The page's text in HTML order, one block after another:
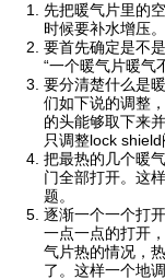
先把暖气片里的
时候要补水增压。
要首先确定是不
“一个暖气片暖气
要分清楚什么是
们如下说的调整
的头能够取下来
只调整lock shield
把最热的几个暖
门全部打开。这
题。
逐渐一个一个打
一点一点的打开
气片热的情况，
了。这样一个地